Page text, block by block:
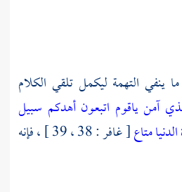
ينفي التهمة ليكمل تلقي الكلام
آمن ياقوم اتبعون أهدكم سبيل
متاع
[ غافر : 38 ، 39 ] ، فإنه